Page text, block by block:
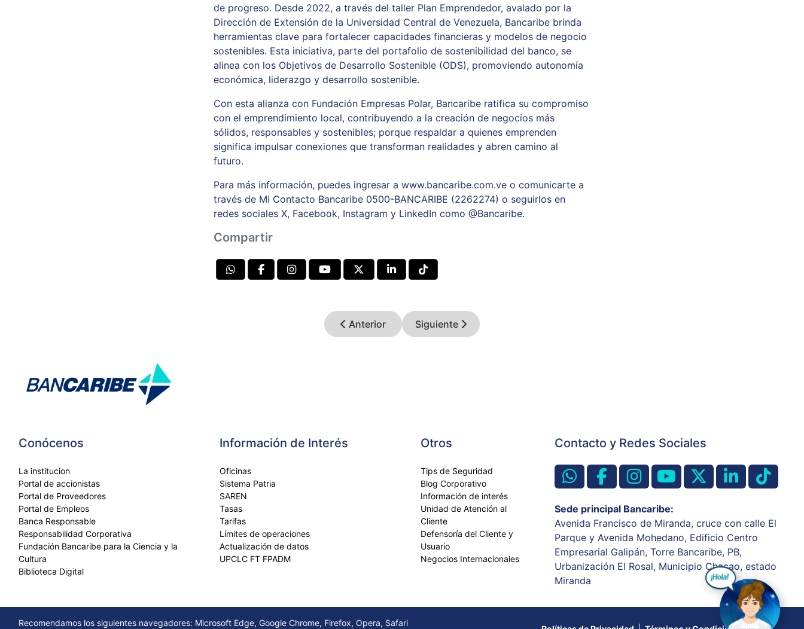
de progreso. Desde 2022, a través del taller Plan Emprendedor, avalado por la
Dirección de Extensión de la Universidad Central de Venezuela, Bancaribe brinda
herramientas clave para fortalecer capacidades financieras y modelos de negocio
sostenibles. Esta iniciativa, parte del portafolio de sostenibilidad del banco, se
alinea con los Objetivos de Desarrollo Sostenible (ODS), promoviendo autonomía
económica, liderazgo y desarrollo sostenible.
Con esta alianza con Fundación Empresas Polar, Bancaribe ratifica su compromiso
con el emprendimiento local, contribuyendo a la creación de negocios más
sólidos, responsables y sostenibles; porque respaldar a quienes emprenden
significa impulsar conexiones que transforman realidades y abren camino al
futuro.
Para más información, puedes ingresar a www.bancaribe.com.ve o comunicarte a
través de Mi Contacto Bancaribe 0500-BANCARIBE (2262274) o seguirlos en
redes sociales X, Facebook, Instagram y LinkedIn como @Bancaribe.
Compartir
Anterior Siguiente
Conócenos
La institucion
Portal de accionistas
Portal de Proveedores
Portal de Empleos
Banca Responsable
Responsabilidad Corporativa
Fundación Bancaribe para la Ciencia y la
Cultura
Biblioteca Digital
Información de Interés
Oficinas
Sistema Patria
SAREN
Tasas
Tarifas
Límites de operaciones
Actualización de datos
UPCLC FT FPADM
Otros
Tips de Seguridad
Blog Corporativo
Información de interés
Unidad de Atención al
Cliente
Defensoría del Cliente y
Usuario
Negocios Internacionales
Contacto y Redes Sociales
Sede principal Bancaribe:
Avenida Francisco de Miranda, cruce con calle El
Parque y Avenida Mohedano, Edificio Centro
Empresarial Galipán, Torre Bancaribe, PB,
Urbanización El Rosal, Municipio Chacao, estado
Miranda
Recomendamos los siguientes navegadores: Microsoft Edge, Google Chrome, Firefox, Opera, Safari